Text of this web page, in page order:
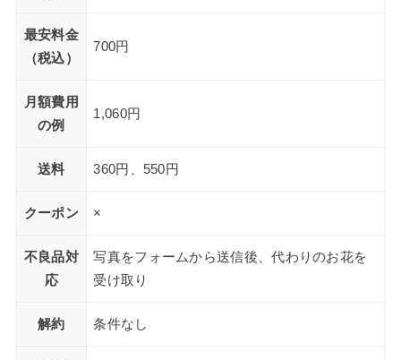
最安料金
（税込）
700円
月額費用
の例
1,060円
送料 360円、550円
クーポン ×
不良品対
応
写真をフォームから送信後、代わりのお花を
受け取り
解約 条件なし